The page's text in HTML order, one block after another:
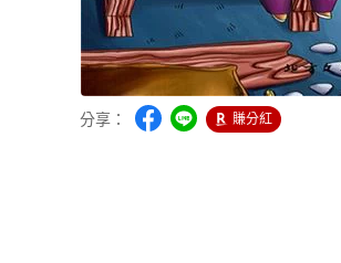
分享： 賺分紅